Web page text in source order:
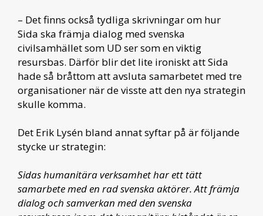
– Det finns också tydliga skrivningar om hur
Sida ska främja dialog med svenska
civilsamhället som UD ser som en viktig
resursbas. Därför blir det lite ironiskt att Sida
hade så bråttom att avsluta samarbetet med tre
organisationer när de visste att den nya strategin
skulle komma.
Det Erik Lysén bland annat syftar på är följande
stycke ur strategin:
Sidas humanitära verksamhet har ett tätt
samarbete med en rad svenska aktörer. Att främja
dialog och samverkan med den svenska